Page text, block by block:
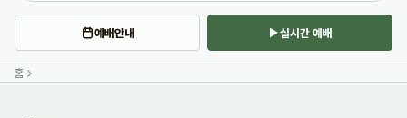
예배안내 실시간 예배
홈
Sketchbook5, 스케치북5